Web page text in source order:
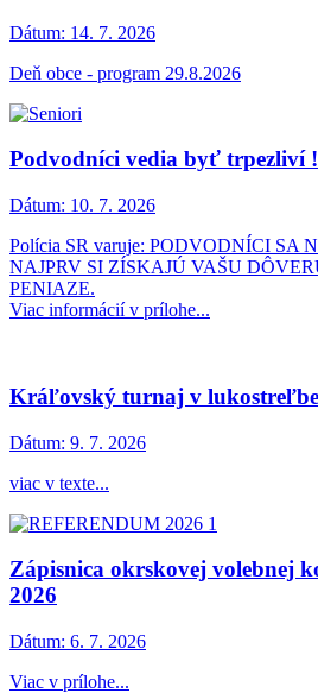
Dátum: 14. 7. 2026
Deň obce - program 29.8.2026
Podvodníci vedia byť trpezliví !
Dátum: 10. 7. 2026
Polícia SR varuje: PODVODNÍCI SA
NAJPRV SI ZÍSKAJÚ VAŠU
PENIAZE.
Viac informácií v prílohe...
Kráľovský turnaj v lukostreľbe
Dátum: 9. 7. 2026
viac v texte...
Zápisnica okrskovej volebnej
2026
Dátum: 6. 7. 2026
Viac v prílohe...